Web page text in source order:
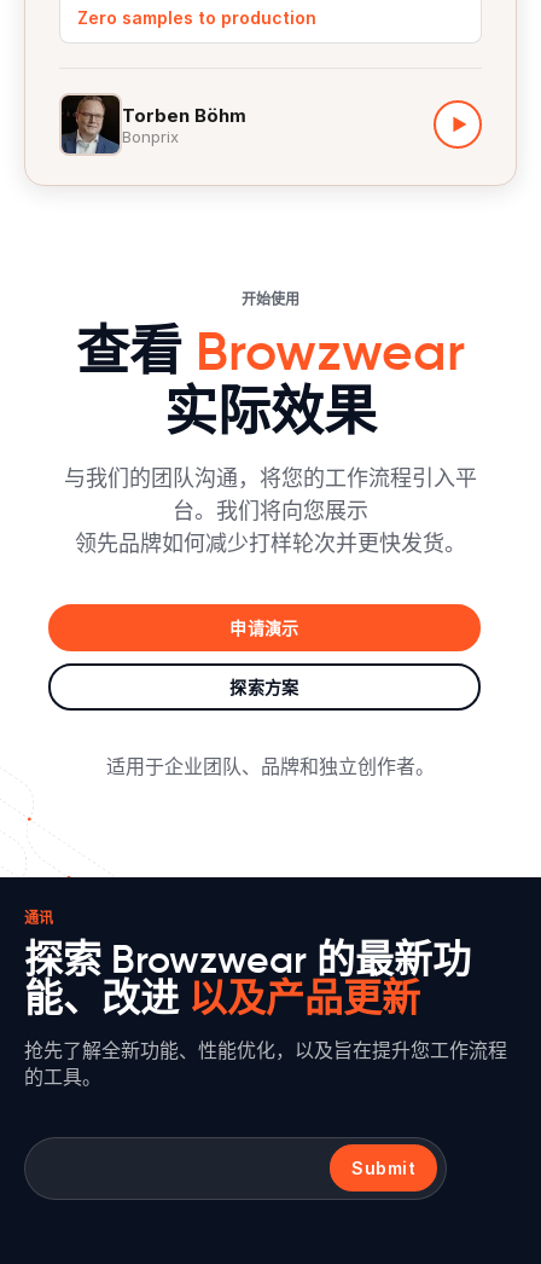
Zero samples to production
Torben Böhm
Bonprix
▶
开始使用
查看 Browzwear
实际效果
与我们的团队沟通，将您的工作流程引入平
台。我们将向您展示
领先品牌如何减少打样轮次并更快发货。
申请演示
探索方案
适用于企业团队、品牌和独立创作者。
通讯
探索 Browzwear 的最新功
能、改进 以及产品更新
抢先了解全新功能、性能优化，以及旨在提升您工作流程
的工具。
Submit